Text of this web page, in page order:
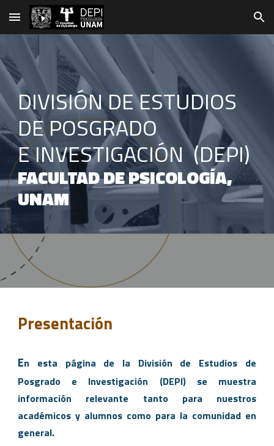
Skip to main content Skip to navigation
DIVISIÓN DE ESTUDIOS
DE POSGRADO
E INVESTIGACIÓN (DEPI)
FACULTAD DE PSICOLOGÍA,
UNAM
Presentación
En esta página de la División de Estudios de
Posgrado e Investigación (DEPI) se muestra
información relevante tanto para nuestros
académicos y alumnos como para la comunidad en
general.